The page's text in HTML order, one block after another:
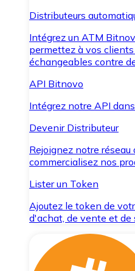
Distributeurs
Intégrez un ATM
permettez à vos
échangeables contre
API Bitnovo
Intégrez notre API
Devenir Distributeur
Rejoignez notre
commercialisez nos
Lister un Token
Ajoutez le token de
d'achat, de vente et de